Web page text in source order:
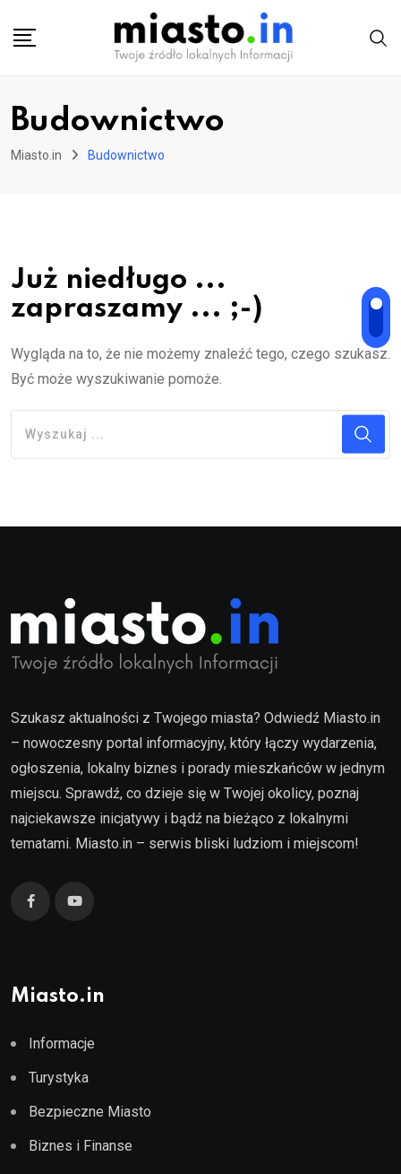
Budownictwo
Miasto.in Budownictwo
Już niedługo ...
zapraszamy ... ;-)
Wygląda na to, że nie możemy znaleźć tego, czego szukasz.
Być może wyszukiwanie pomoże.
Szukasz aktualności z Twojego miasta? Odwiedź Miasto.in
– nowoczesny portal informacyjny, który łączy wydarzenia,
ogłoszenia, lokalny biznes i porady mieszkańców w jednym
miejscu. Sprawdź, co dzieje się w Twojej okolicy, poznaj
najciekawsze inicjatywy i bądź na bieżąco z lokalnymi
tematami. Miasto.in – serwis bliski ludziom i miejscom!
Miasto.in
Informacje
Turystyka
Bezpieczne Miasto
Biznes i Finanse